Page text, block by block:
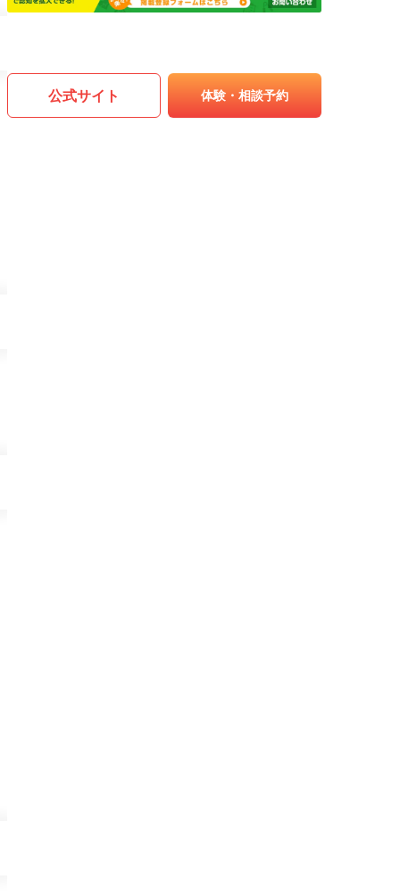
公式サイト 体験・相談予約